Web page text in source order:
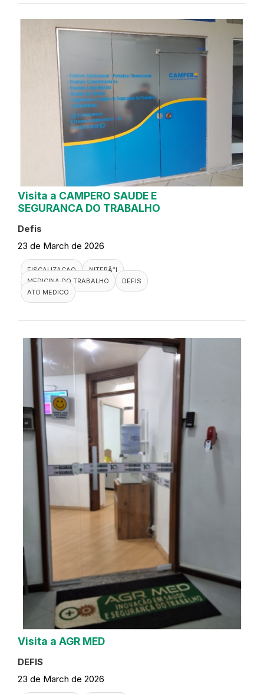
Visita a CAMPERO SAUDE E
SEGURANCA DO TRABALHO
Defis
23 de March de 2026
FISCALIZACAO
NITERÃ³I
MEDICINA DO TRABALHO
DEFIS
ATO MEDICO
Visita a AGR MED
DEFIS
23 de March de 2026